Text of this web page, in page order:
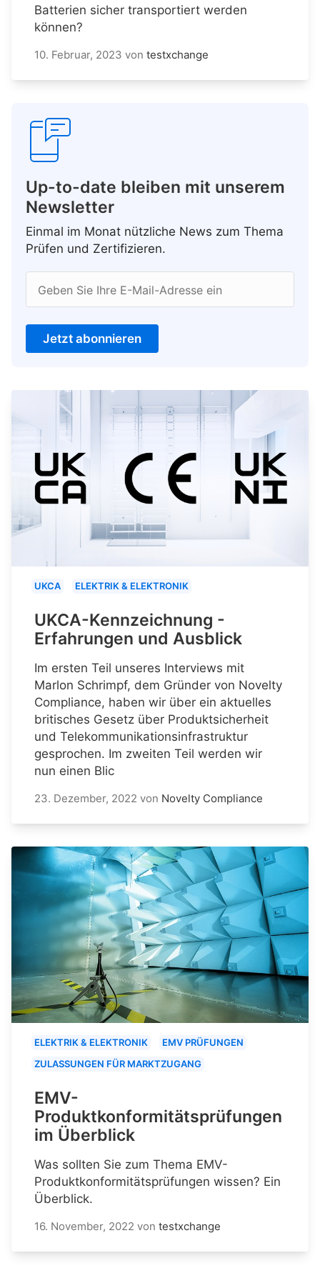
Batterien sicher transportiert werden
können?
10. Februar, 2023 von testxchange
Up-to-date bleiben mit unserem
Newsletter
Einmal im Monat nützliche News zum Thema
Prüfen und Zertifizieren.
Geben Sie Ihre E-Mail-Adresse ein
Jetzt abonnieren
UKCA ELEKTRIK & ELEKTRONIK
UKCA-Kennzeichnung -
Erfahrungen und Ausblick
Im ersten Teil unseres Interviews mit
Marlon Schrimpf, dem Gründer von Novelty
Compliance, haben wir über ein aktuelles
britisches Gesetz über Produktsicherheit
und Telekommunikationsinfrastruktur
gesprochen. Im zweiten Teil werden wir
nun einen Blic
23. Dezember, 2022 von Novelty Compliance
ELEKTRIK & ELEKTRONIK
EMV PRÜFUNGEN
ZULASSUNGEN FÜR MARKTZUGANG
EMV-
Produktkonformitätsprüfungen
im Überblick
Was sollten Sie zum Thema EMV-
Produktkonformitätsprüfungen wissen? Ein
Überblick.
16. November, 2022 von testxchange